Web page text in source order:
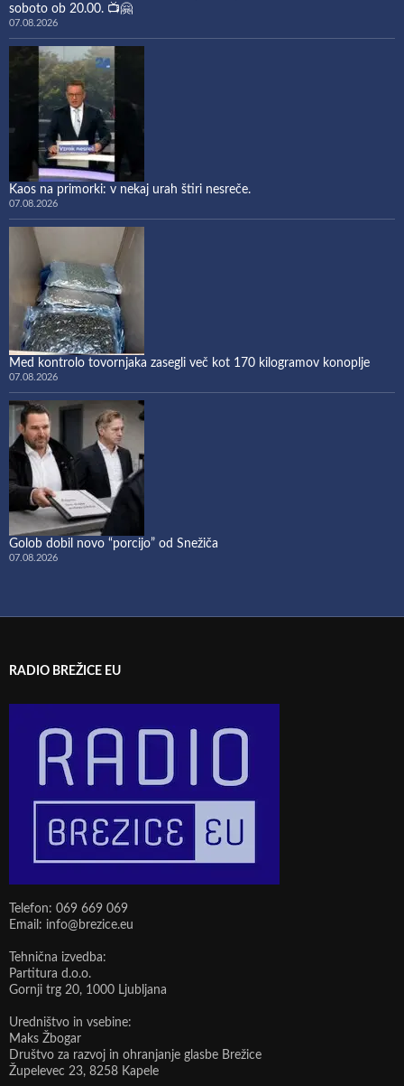
soboto ob 20.00. 📺🤗
07.08.2026
Kaos na primorki: v nekaj urah štiri nesreče.
07.08.2026
Med kontrolo tovornjaka zasegli več kot 170 kilogramov konoplje
07.08.2026
Golob dobil novo “porcijo” od Snežiča
07.08.2026
RADIO BREŽICE EU
Telefon: 069 669 069
Email: info@brezice.eu
Tehnična izvedba:
Partitura d.o.o.
Gornji trg 20, 1000 Ljubljana
Uredništvo in vsebine:
Maks Žbogar
Društvo za razvoj in ohranjanje glasbe Brežice
Župelevec 23, 8258 Kapele